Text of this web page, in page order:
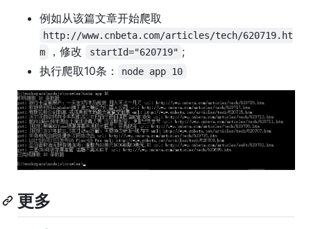
例如从该篇文章开始爬取
http://www.cnbeta.com/articles/tech/620719.ht
m
，修改 startId="620719" ;
执行爬取10条：
node app 10
更多